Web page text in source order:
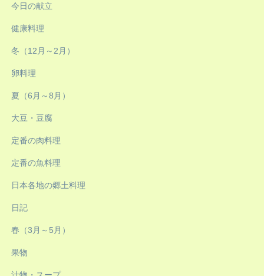
今日の献立
健康料理
冬（12月～2月）
卵料理
夏（6月～8月）
大豆・豆腐
定番の肉料理
定番の魚料理
日本各地の郷土料理
日記
春（3月～5月）
果物